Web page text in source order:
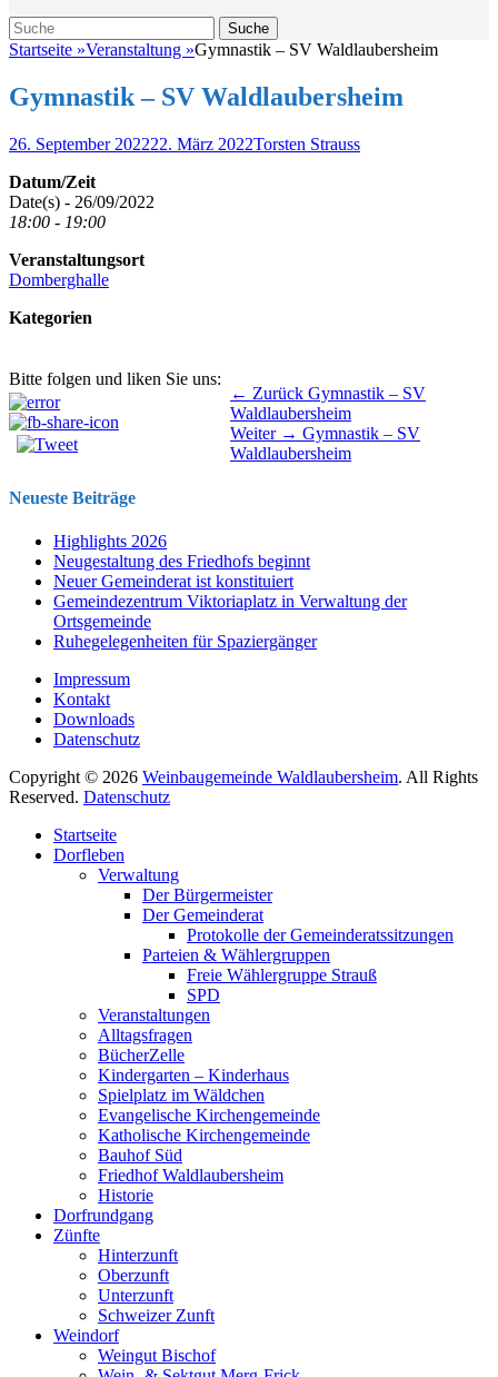
Suche
Suche
nach:
Startseite »Veranstaltung »Gymnastik – SV Waldlaubersheim
Gymnastik – SV Waldlaubersheim
Veröffentlicht
26. September 202222. März 2022Autor
Torsten Strauss
Datum/Zeit
Date(s) - 26/09/2022
18:00 - 19:00
Veranstaltungsort
Domberghalle
Kategorien
Bitte folgen und liken Sie uns:
Beitragsnavigation ← Zurück Vorhergehender
Beitrag:
Gymnastik – SV
Waldlaubersheim
Weiter → Nächster
Beitrag:
Gymnastik – SV
Waldlaubersheim
Neueste Beiträge
Highlights 2026
Neugestaltung des Friedhofs beginnt
Neuer Gemeinderat ist konstituiert
Gemeindezentrum Viktoriaplatz in Verwaltung der
Ortsgemeinde
Ruhegelegenheiten für Spaziergänger
Impressum
Kontakt
Downloads
Datenschutz
Copyright © 2026 Weinbaugemeinde Waldlaubersheim. All Rights
Reserved. Datenschutz
oben
scrollen
Startseite
Dorfleben
Verwaltung
Der Bürgermeister
Der Gemeinderat
Protokolle der Gemeinderatssitzungen
Parteien & Wählergruppen
Freie Wählergruppe Strauß
SPD
Veranstaltungen
Alltagsfragen
BücherZelle
Kindergarten – Kinderhaus
Spielplatz im Wäldchen
Evangelische Kirchengemeinde
Katholische Kirchengemeinde
Bauhof Süd
Friedhof Waldlaubersheim
Historie
Dorfrundgang
Zünfte
Hinterzunft
Oberzunft
Unterzunft
Schweizer Zunft
Weindorf
Weingut Bischof